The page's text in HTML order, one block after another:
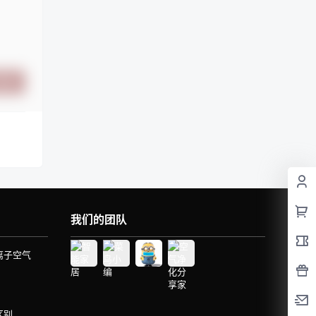
子空气
别
我们的团队